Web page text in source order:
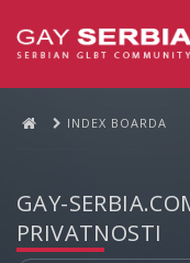
INDEX BOARDA
GAY-
PRIVATNOSTI